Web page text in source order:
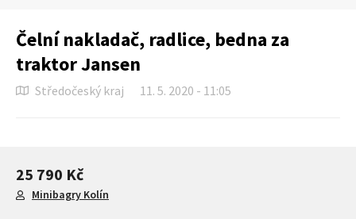
Čelní nakladač, radlice, bedna za
traktor Jansen
Středočeský kraj 11. 5. 2020 - 11:05
25 790 Kč
Minibagry Kolín